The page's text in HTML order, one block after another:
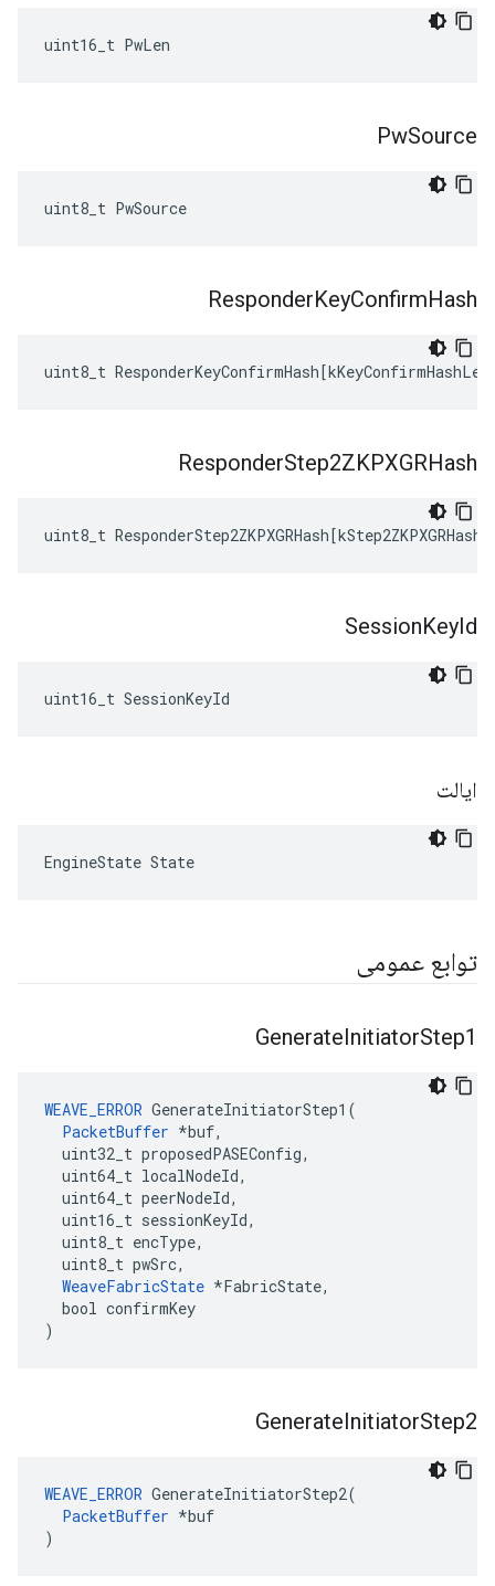
uint16_t PwLen
PwSource
uint8_t PwSource
ResponderKeyConfirmHash
uint8_t ResponderKeyConfirmHash[
ResponderStep2ZKPXGRHash
uint8_t ResponderStep2ZKPXGRHash[
SessionKeyId
uint16_t SessionKeyId
ایالت
EngineState State
توابع عمومی
GenerateInitiatorStep1
WEAVE_ERROR GenerateInitiatorStep1(
PacketBuffer *buf,
  uint32_t proposedPASEConfig,
  uint64_t localNodeId,
  uint64_t peerNodeId,
  uint16_t sessionKeyId,
  uint8_t encType,
  uint8_t pwSrc,
WeaveFabricState *FabricState,
  bool confirmKey
)
GenerateInitiatorStep2
WEAVE_ERROR GenerateInitiatorStep2(
PacketBuffer *buf
)